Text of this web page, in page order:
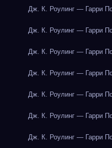
Дж. К. Роулинг — Гарри
Дж. К. Роулинг — Гарри
Дж. К. Роулинг — Гарри
Дж. К. Роулинг — Гарри
Дж. К. Роулинг — Гарри
Дж. К. Роулинг — Гарри
Дж. К. Роулинг — Гарри